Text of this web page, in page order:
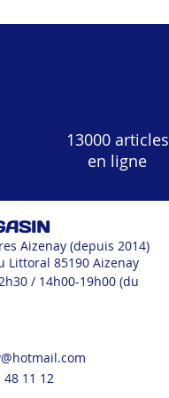
13000 articles
en ligne
Aizenay (depuis 2014)
Littoral 85190 Aizenay
/ 14h00-19h00 (du
48 11 12